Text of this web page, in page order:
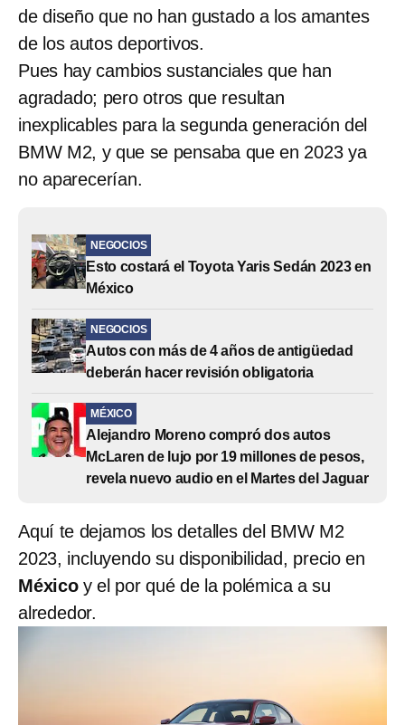
de diseño que no han gustado a los amantes
de los autos deportivos.
Pues hay cambios sustanciales que han
agradado; pero otros que resultan
inexplicables para la segunda generación del
BMW M2, y que se pensaba que en 2023 ya
no aparecerían.
NEGOCIOS
Esto costará el Toyota Yaris Sedán 2023 en
México
NEGOCIOS
Autos con más de 4 años de antigüedad
deberán hacer revisión obligatoria
MÉXICO
Alejandro Moreno compró dos autos
McLaren de lujo por 19 millones de pesos,
revela nuevo audio en el Martes del Jaguar
Aquí te dejamos los detalles del BMW M2
2023, incluyendo su disponibilidad, precio en
Méxicoy el por qué de la polémica a su
alrededor.